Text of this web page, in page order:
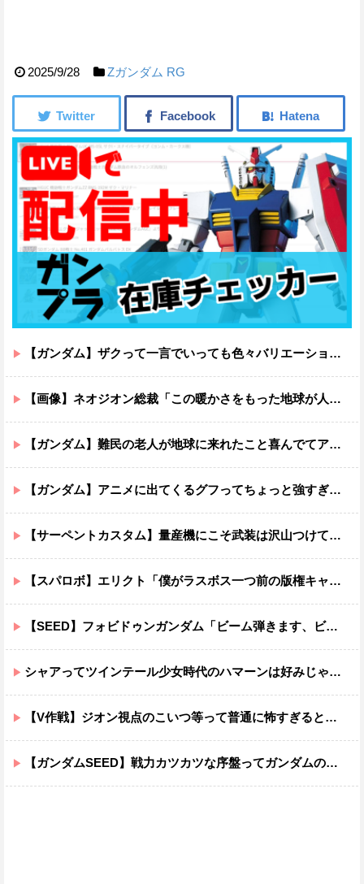
2025/9/28 Ζガンダム RG
【ガンダム】ザクって一言でいっても色々バリエーションがあるよね
【画像】ネオジオン総裁「この暖かさをもった地球が人間さえ破壊するんだ（汗だく）」
【ガンダム】難民の老人が地球に来れたこと喜んでてアレ？連邦もやってることヤバくない？ってなる
【ガンダム】アニメに出てくるグフってちょっと強すぎじゃない？
【サーペントカスタム】量産機にこそ武装は沢山つけてほしいよね
【スパロボ】エリクト「僕がラスボス一つ前の版権キャラ最後の敵ってちょっと荷が重すぎない？」
【SEED】フォビドゥンガンダム「ビーム弾きます、ビーム曲げられます、空飛びます」←二世代目でこれ出来るのおかしいだろ
シャアってツインテール少女時代のハマーンは好みじゃなかったの？
【V作戦】ジオン視点のこいつ等って普通に怖すぎると思う…
【ガンダムSEED】戦力カツカツな序盤ってガンダムの中だと割と珍しい気がする